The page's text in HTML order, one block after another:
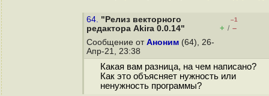
64. "Релиз векторного
редактора Akira 0.0.14"
–1
+ / –
Сообщение от Аноним (64), 26-
Апр-21, 23:38
Какая вам разница, на чем написано?
Как это объясняет нужность или
ненужность программы?